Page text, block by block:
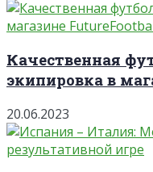
Качественная
экипировка в
20.06.2023